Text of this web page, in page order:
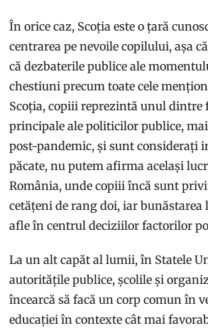
În orice caz, Scoția este o țară
centrarea pe nevoile copilului, așa
că dezbaterile publice ale
chestiuni precum toate cele
Scoția, copiii reprezintă unul dintre
principale ale politicilor publice,
post-pandemic, și sunt considerați
păcate, nu putem afirma același
România, unde copiii încă sunt
cetățeni de rang doi, iar bunăstarea
afle în centrul deciziilor factorilor
La un alt capăt al lumii, în Statele
autoritățile publice, școlile și
încearcă să facă un corp comun în
educației în contexte cât mai